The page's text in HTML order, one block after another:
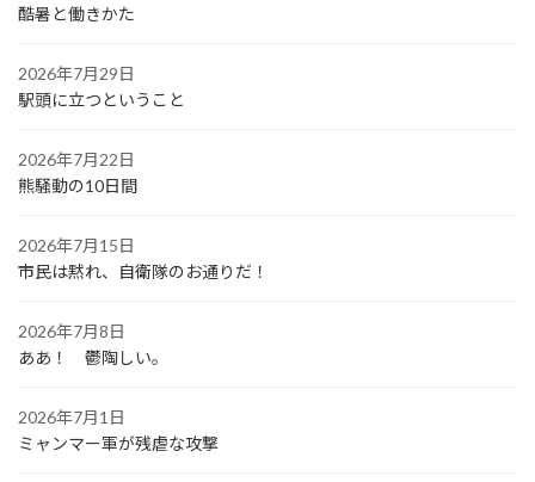
酷暑と働きかた
2026年7月29日
駅頭に立つということ
2026年7月22日
熊騒動の10日間
2026年7月15日
市民は黙れ、自衛隊のお通りだ！
2026年7月8日
ああ！ 鬱陶しい。
2026年7月1日
ミャンマー軍が残虐な攻撃